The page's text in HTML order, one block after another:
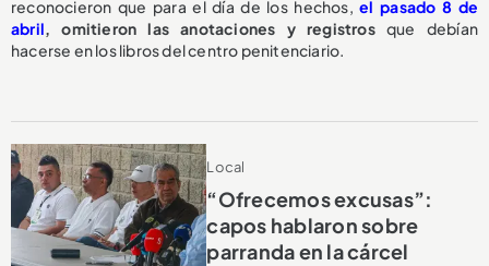
reconocieron que para el día de los hechos,el pasado 8 de
abril, omitieron las anotaciones y registrosque debían
hacerse en los libros del centro penitenciario.
Local
“Ofrecemos excusas”:
capos hablaron sobre
parranda en la cárcel